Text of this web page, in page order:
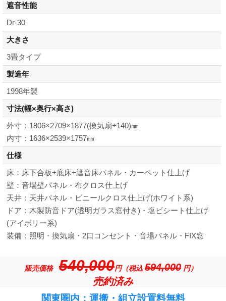
遮音性能
Dr-30
大きさ
3畳タイプ
製造年
1998年製
寸法(幅×奥行×高さ)
外寸：1806×2709×1877(換気扇+140)㎜
内寸：1636×2539×1757㎜
仕様
床：床下合板+底床+遮音床パネル・カーペット仕上げ
壁：音場壁パネル・布クロス仕上げ
天井：天井パネル・ビニールクロス仕上げ(ホワイト系)
ドア：木製防音ドア(透明ガラス窓付き)・塩ビシート仕上げ
(アイボリー系)
装備：照明・換気扇・2口コンセント・音場パネル・FIX窓
販売価格 540,000円（税込 594,000 円）
売約済み
関東圏内：運搬・組立設置料無料